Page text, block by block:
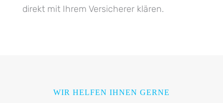
direkt mit Ihrem Versicherer klären.
WIR HELFEN IHNEN GERNE